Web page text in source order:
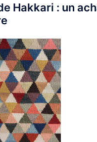
Hakkari : un